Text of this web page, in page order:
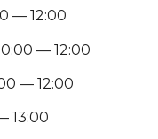
— 12:00
— 12:00
— 12:00
13:00